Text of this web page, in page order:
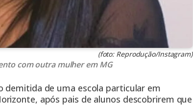
(foto: Reprodução/Instagram)
com outra mulher em MG
demitida de uma escola particular em
após pais de alunos descobrirem que